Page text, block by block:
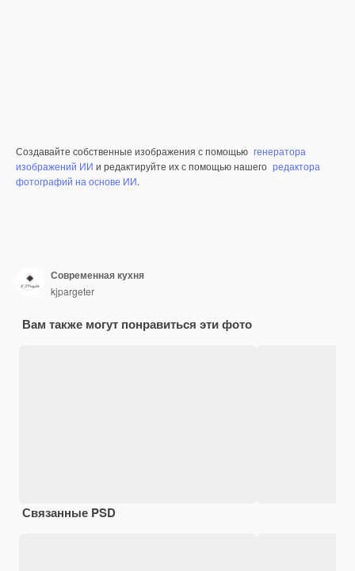
Создавайте собственные изображения с помощью генератора
изображений ИИ и редактируйте их с помощью нашего редактора
фотографий на основе ИИ.
Современная кухня
kjpargeter
Вам также могут понравиться эти фото
Связанные PSD